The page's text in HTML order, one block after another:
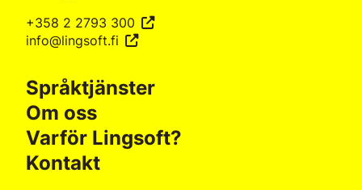
+358 2 2793 300
info@lingsoft.fi
Språktjänster
Om oss
Varför Lingsoft?
Kontakt